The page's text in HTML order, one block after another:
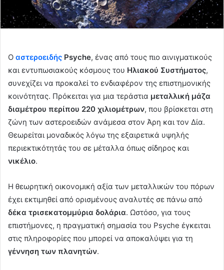
Ο αστεροειδής Psyche, ένας από τους πιο αινιγματικούς
και εντυπωσιακούς κόσμους του Ηλιακού Συστήματος,
συνεχίζει να προκαλεί το ενδιαφέρον της επιστημονικής
κοινότητας. Πρόκειται για μια τεράστια μεταλλική μάζα
διαμέτρου περίπου 220 χιλιομέτρων, που βρίσκεται στη
ζώνη των αστεροειδών ανάμεσα στον Άρη και τον Δία.
Θεωρείται μοναδικός λόγω της εξαιρετικά υψηλής
περιεκτικότητάς του σε μέταλλα όπως σίδηρος και
νικέλιο.
Η θεωρητική οικονομική αξία των μεταλλικών του πόρων
έχει εκτιμηθεί από ορισμένους αναλυτές σε πάνω από
δέκα τρισεκατομμύρια δολάρια. Ωστόσο, για τους
επιστήμονες, η πραγματική σημασία του Psyche έγκειται
στις πληροφορίες που μπορεί να αποκαλύψει για τη
γέννηση των πλανητών.